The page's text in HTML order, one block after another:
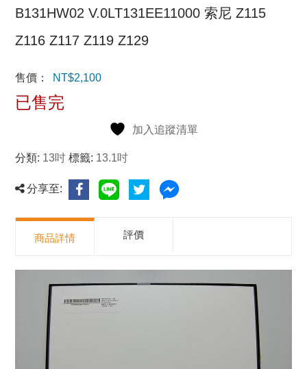
B131HW02 V.0LT131EE11000 索尼 Z115
Z116 Z117 Z119 Z129
售價： NT$2,100
已售完
加入追蹤清單
分類: 13吋 標籤: 13.1吋
分享至:
商品詳情 評價